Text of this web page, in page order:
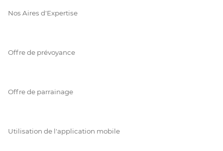
Nos Aires d'Expertise
Offre de prévoyance
Offre de parrainage
Utilisation de l'application mobile